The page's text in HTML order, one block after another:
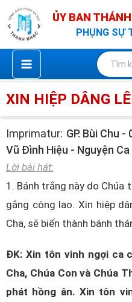
Nhảy
tới
nội
dung
ỦY BAN
PHỤNG SỰ
XIN HIỆP DÂNG
Imprimatur: GP. Bùi Chu
Vũ Đình Hiệu - Nguyện
Lời bài hát:
1. Bánh trắng này do Chúa
gắng công lao. Xin hiệp
Cha, sẽ biến thành bánh
ĐK: Xin tôn vinh ngợi ca
Cha, Chúa Con và Chúa
phát hồng ân. Xin tôn